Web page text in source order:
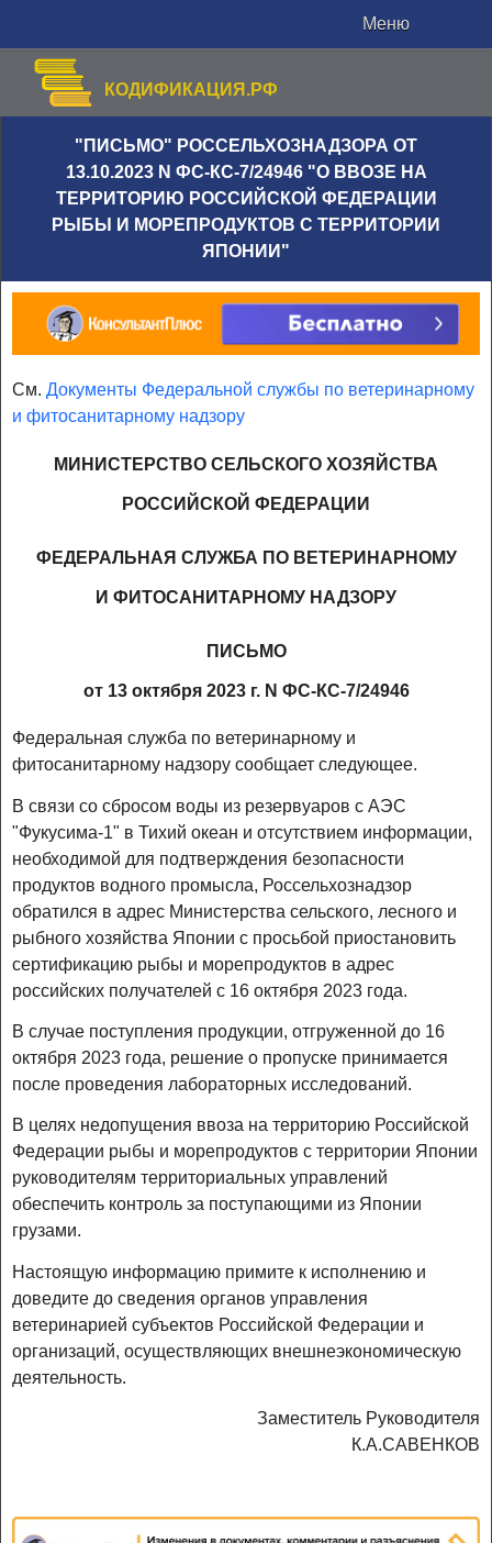
Меню
КОДИФИКАЦИЯ.РФ
"ПИСЬМО" РОССЕЛЬХОЗНАДЗОРА ОТ
13.10.2023 N ФС-КС-7/24946 "О ВВОЗЕ НА
ТЕРРИТОРИЮ РОССИЙСКОЙ ФЕДЕРАЦИИ
РЫБЫ И МОРЕПРОДУКТОВ С ТЕРРИТОРИИ
ЯПОНИИ"
См. Документы Федеральной службы по ветеринарному
и фитосанитарному надзору
МИНИСТЕРСТВО СЕЛЬСКОГО ХОЗЯЙСТВА
РОССИЙСКОЙ ФЕДЕРАЦИИ
ФЕДЕРАЛЬНАЯ СЛУЖБА ПО ВЕТЕРИНАРНОМУ
И ФИТОСАНИТАРНОМУ НАДЗОРУ
ПИСЬМО
от 13 октября 2023 г. N ФС-КС-7/24946
Федеральная служба по ветеринарному и
фитосанитарному надзору сообщает следующее.
В связи со сбросом воды из резервуаров с АЭС
"Фукусима-1" в Тихий океан и отсутствием информации,
необходимой для подтверждения безопасности
продуктов водного промысла, Россельхознадзор
обратился в адрес Министерства сельского, лесного и
рыбного хозяйства Японии с просьбой приостановить
сертификацию рыбы и морепродуктов в адрес
российских получателей с 16 октября 2023 года.
В случае поступления продукции, отгруженной до 16
октября 2023 года, решение о пропуске принимается
после проведения лабораторных исследований.
В целях недопущения ввоза на территорию Российской
Федерации рыбы и морепродуктов с территории Японии
руководителям территориальных управлений
обеспечить контроль за поступающими из Японии
грузами.
Настоящую информацию примите к исполнению и
доведите до сведения органов управления
ветеринарией субъектов Российской Федерации и
организаций, осуществляющих внешнеэкономическую
деятельность.
Заместитель Руководителя
К.А.САВЕНКОВ